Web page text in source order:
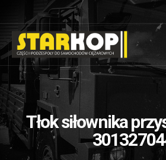
Tłok siłownika